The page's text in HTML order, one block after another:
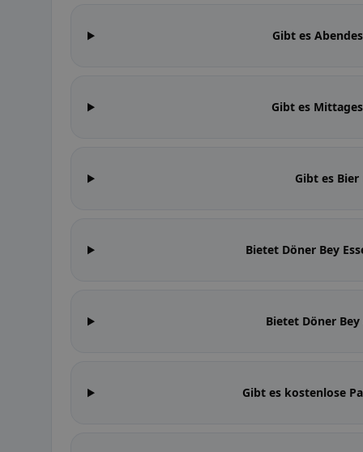
Gibt es
Gibt es
Gibt es
Bietet Döner Bey
Bietet Döner
Gibt es kostenlose